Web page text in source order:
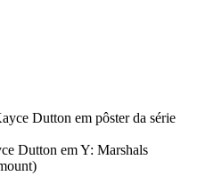
Dutton em Y: Marshals